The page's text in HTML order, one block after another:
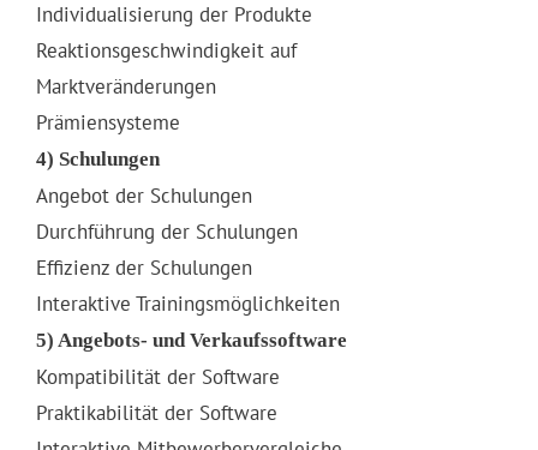
Individualisierung der Produkte
Reaktionsgeschwindigkeit auf
Marktveränderungen
Prämiensysteme
4) Schulungen
Angebot der Schulungen
Durchführung der Schulungen
Effizienz der Schulungen
Interaktive Trainingsmöglichkeiten
5) Angebots- und Verkaufssoftware
Kompatibilität der Software
Praktikabilität der Software